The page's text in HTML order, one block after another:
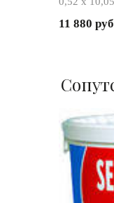
11 880